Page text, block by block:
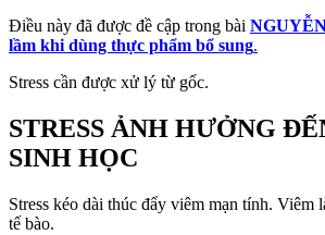
Điều này đã được đề cập trong bài
lầm khi dùng thực phẩm bổ sung.
Stress cần được xử lý từ gốc.
STRESS ẢNH HƯỞNG
SINH HỌC
Stress kéo dài thúc đẩy viêm mạn tính. Viêm
tế bào.